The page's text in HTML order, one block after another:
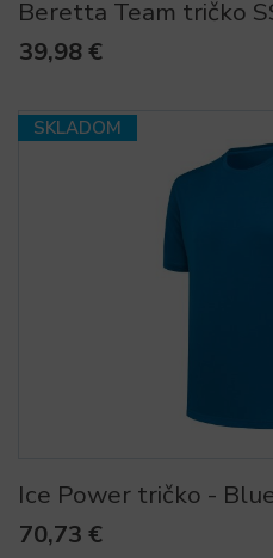
Beretta Team tričko
39,98 €
SKLADOM
Ice Power tričko -
70,73 €